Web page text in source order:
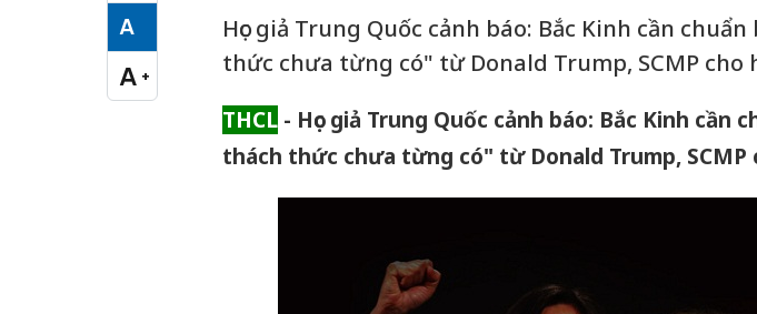
A
Cỡ chữ vừa
A +
Cỡ chữ lớn
Học giả Trung Quốc cảnh báo: Bắc Kinh cần
thức chưa từng có" từ Donald Trump, SCMP cho
THCL- Học giả Trung Quốc cảnh báo: Bắc Kinh cần
thách thức chưa từng có" từ Donald Trump, SCMP